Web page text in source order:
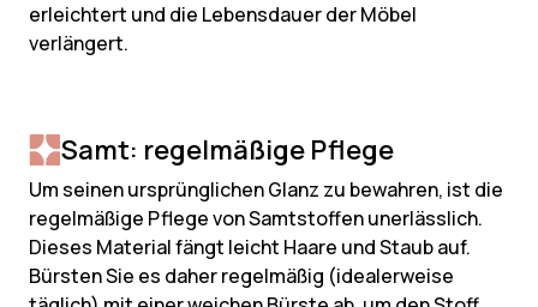
erleichtert und die Lebensdauer der Möbel
verlängert.
Samt: regelmäßige Pflege
Um seinen ursprünglichen Glanz zu bewahren, ist die
regelmäßige Pflege von Samtstoffen unerlässlich.
Dieses Material fängt leicht Haare und Staub auf.
Bürsten Sie es daher regelmäßig (idealerweise